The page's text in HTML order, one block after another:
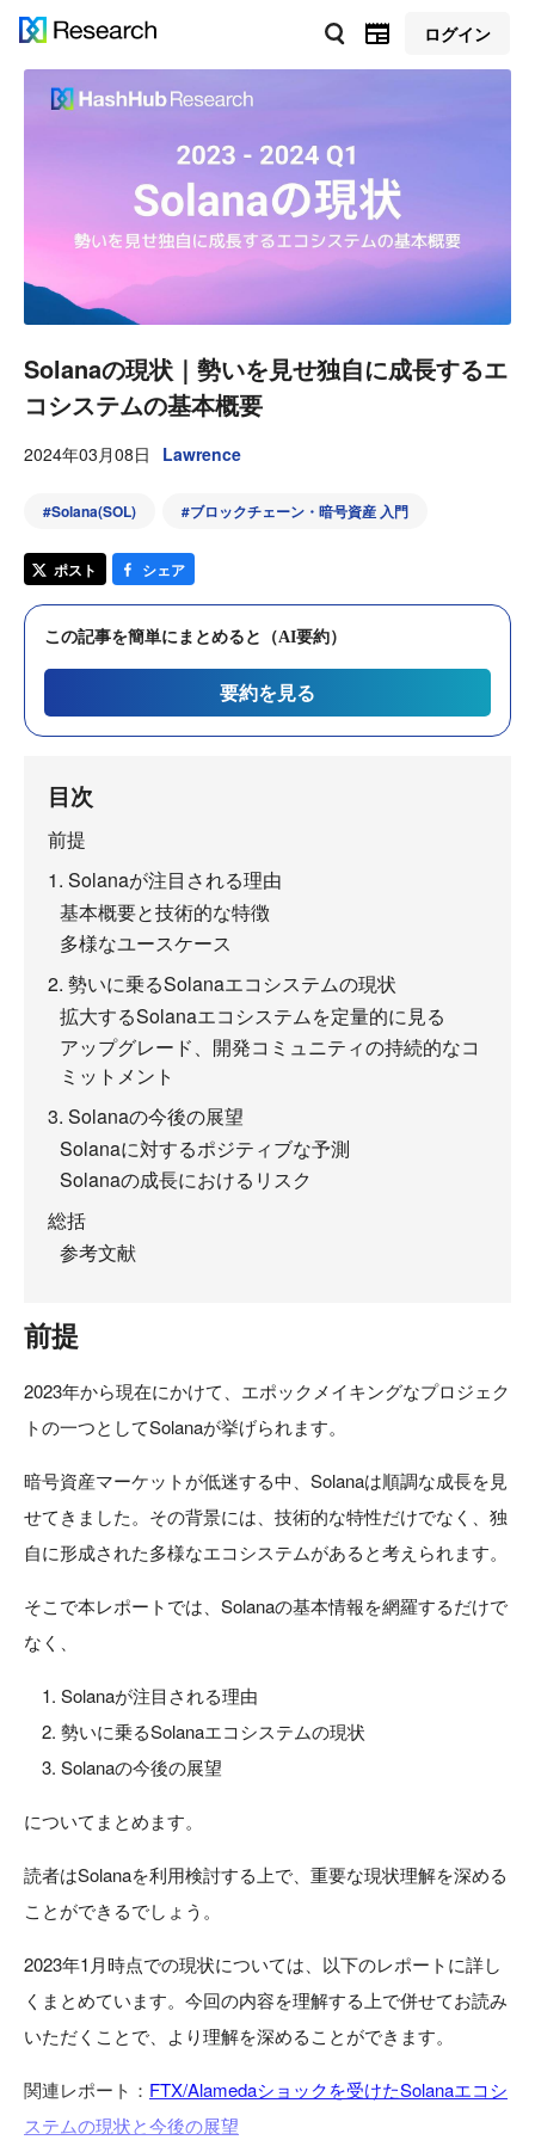
ログイン
Solanaの現状｜勢いを見せ独自に成長するエ
コシステムの基本概要
2024年03月08日 Lawrence
#Solana(SOL) #ブロックチェーン・暗号資産 入門
ポスト シェア
この記事を簡単にまとめると（AI要約）
要約を見る
目次
前提
1. Solanaが注目される理由
基本概要と技術的な特徴
多様なユースケース
2. 勢いに乗るSolanaエコシステムの現状
拡大するSolanaエコシステムを定量的に見る
アップグレード、開発コミュニティの持続的なコ
ミットメント
3. Solanaの今後の展望
Solanaに対するポジティブな予測
Solanaの成長におけるリスク
総括
参考文献
前提
2023年から現在にかけて、エポックメイキングなプロジェク
トの一つとしてSolanaが挙げられます。
暗号資産マーケットが低迷する中、Solanaは順調な成長を見
せてきました。その背景には、技術的な特性だけでなく、独
自に形成された多様なエコシステムがあると考えられます。
そこで本レポートでは、Solanaの基本情報を網羅するだけで
なく、
Solanaが注目される理由
勢いに乗るSolanaエコシステムの現状
Solanaの今後の展望
についてまとめます。
読者はSolanaを利用検討する上で、重要な現状理解を深める
ことができるでしょう。
2023年1月時点での現状については、以下のレポートに詳し
くまとめています。今回の内容を理解する上で併せてお読み
いただくことで、より理解を深めることができます。
関連レポート： FTX/Alamedaショックを受けたSolanaエコシ
ステムの現状と今後の展望